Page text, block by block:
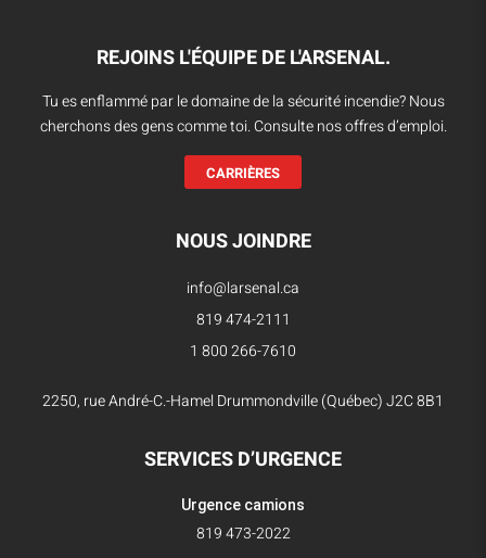
REJOINS L'ÉQUIPE DE L'ARSENAL.
Tu es enflammé par le domaine de la sécurité incendie? Nous
cherchons des gens comme toi. Consulte nos offres d’emploi.
CARRIÈRES
NOUS JOINDRE
info@larsenal.ca
819 474-2111
1 800 266-7610
2250, rue André-C.-Hamel Drummondville (Québec) J2C 8B1
SERVICES D’URGENCE
Urgence camions
819 473-2022